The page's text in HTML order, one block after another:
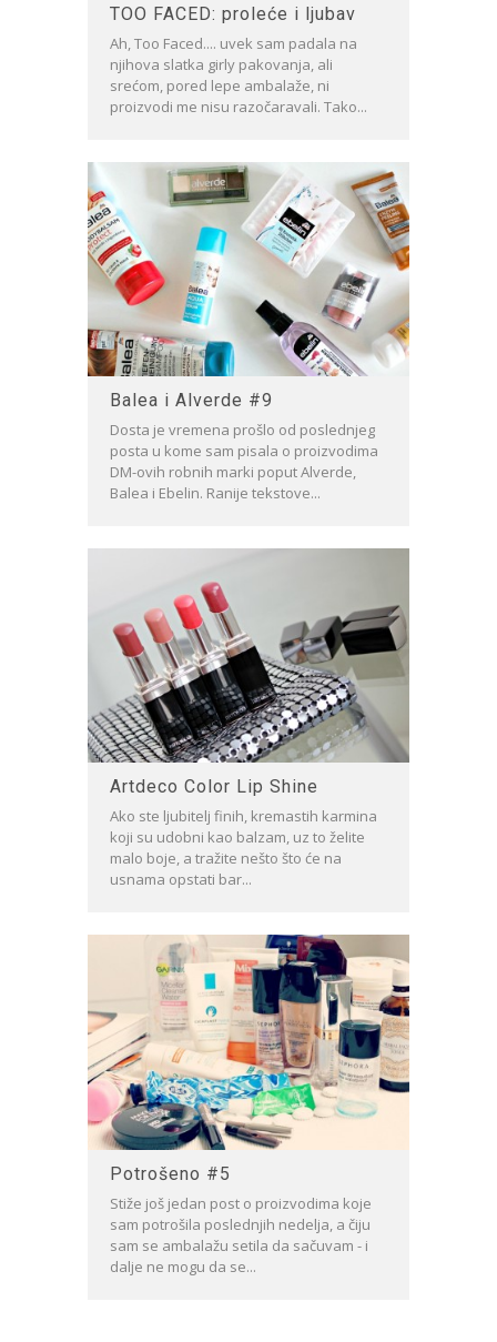
TOO FACED: proleće i ljubav
Ah, Too Faced.... uvek sam padala na
njihova slatka girly pakovanja, ali
srećom, pored lepe ambalaže, ni
proizvodi me nisu razočaravali. Tako...
Balea i Alverde #9
Dosta je vremena prošlo od poslednjeg
posta u kome sam pisala o proizvodima
DM-ovih robnih marki poput Alverde,
Balea i Ebelin. Ranije tekstove...
Artdeco Color Lip Shine
Ako ste ljubitelj finih, kremastih karmina
koji su udobni kao balzam, uz to želite
malo boje, a tražite nešto što će na
usnama opstati bar...
Potrošeno #5
Stiže još jedan post o proizvodima koje
sam potrošila poslednjih nedelja, a čiju
sam se ambalažu setila da sačuvam - i
dalje ne mogu da se...